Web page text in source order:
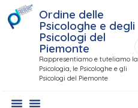
Ordine delle
Psicologhe e degli
Psicologi del
Piemonte
Rappresentiamo e tuteliamo la
Psicologia, le Psicologhe e gli
Psicologi del Piemonte